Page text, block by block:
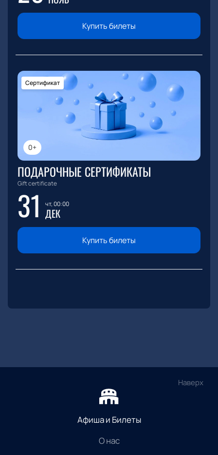
Купить билеты
0+
Сертификат
ПОДАРОЧНЫЕ СЕРТИФИКАТЫ
Gift certificate
31 чт, 00:00
ДЕК
Купить билеты
Наверх
Афиша и Билеты
О нас